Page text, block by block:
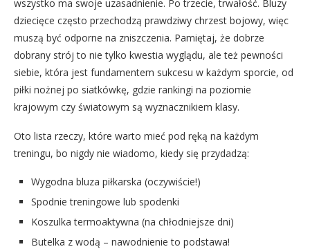
wszystko ma swoje uzasadnienie. Po trzecie, trwałość. Bluzy
dziecięce często przechodzą prawdziwy chrzest bojowy, więc
muszą być odporne na zniszczenia. Pamiętaj, że dobrze
dobrany strój to nie tylko kwestia wyglądu, ale też pewności
siebie, która jest fundamentem sukcesu w każdym sporcie, od
piłki nożnej po siatkówkę, gdzie rankingi na poziomie
krajowym czy światowym są wyznacznikiem klasy.
Oto lista rzeczy, które warto mieć pod ręką na każdym
treningu, bo nigdy nie wiadomo, kiedy się przydadzą:
Wygodna bluza piłkarska (oczywiście!)
Spodnie treningowe lub spodenki
Koszulka termoaktywna (na chłodniejsze dni)
Butelka z wodą – nawodnienie to podstawa!